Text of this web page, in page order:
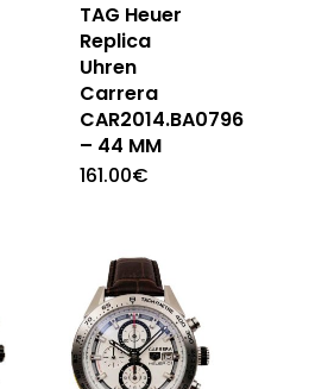
TAG Heuer
Replica
Uhren
Carrera
CAR2014.BA0796
– 44 MM
161.00€